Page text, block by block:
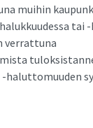
muihin
tai
verrattuna
haluttomuuden